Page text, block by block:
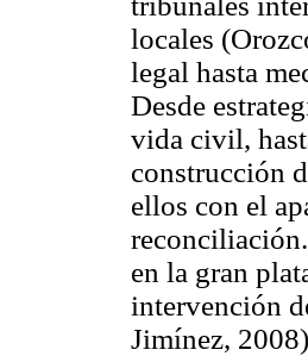
locales
legal hasta
Desde
vida civil,
construcción
ellos con el
en la gran
intervención
Jimínez,